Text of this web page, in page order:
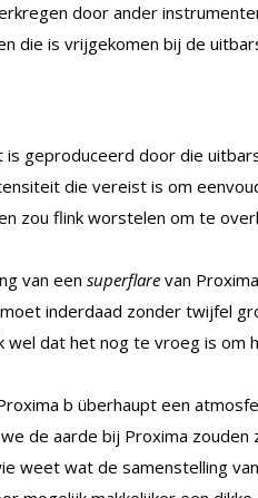
door ander
die is vrijgekomen bij de
geproduceerd door die
die vereist is om
zou flink worstelen om te
van een superflare van
moet inderdaad zonder twijfel
wel dat het nog te vroeg is om
b überhaupt een
de aarde bij Proxima
weet wat de samenstelling